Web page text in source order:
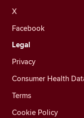
X
Facebook
Legal
Privacy
Consumer Health
Terms
Cookie Policy